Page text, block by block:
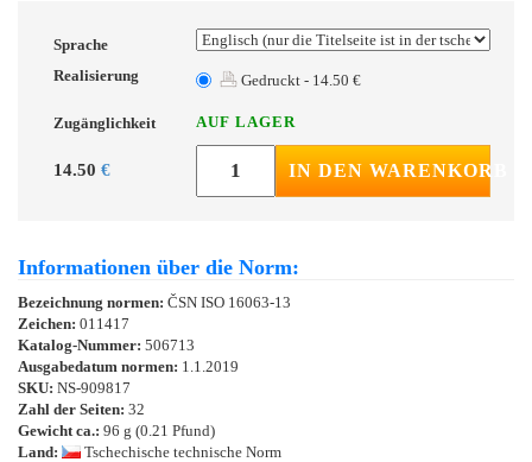
Sprache
Realisierung
Gedruckt - 14.50 €
Zugänglichkeit AUF LAGER
14.50 € IN DEN WARENKORB
Informationen über die Norm:
Bezeichnung normen: ČSN ISO 16063-13
Zeichen: 011417
Katalog-Nummer: 506713
Ausgabedatum normen: 1.1.2019
SKU: NS-909817
Zahl der Seiten: 32
Gewicht ca.: 96 g (0.21 Pfund)
Land:
Tschechische technische Norm